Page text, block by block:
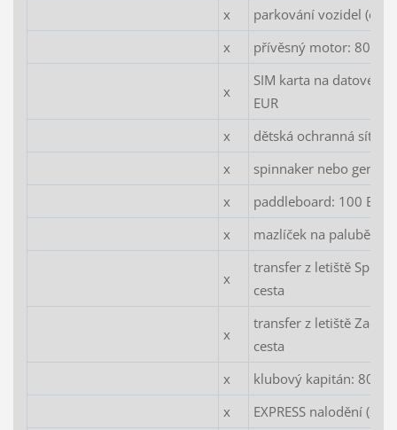
x
parkování vozidel (cca
x
přívěsný motor: 80
x
SIM karta na datové
EUR
x
dětská ochranná síť
x
spinnaker nebo
x
paddleboard: 100
x
mazlíček na palubě: 80
x
transfer z letiště Split:
cesta
x
transfer z letiště Zadar:
cesta
x
klubový kapitán: 80
x
EXPRESS nalodění